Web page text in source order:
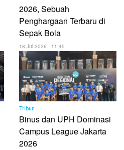
2026, Sebuah
Penghargaan Terbaru di
Sepak Bola
18 Jul 2026 - 11:45
Tribun
Binus dan UPH Dominasi
Campus League Jakarta
2026